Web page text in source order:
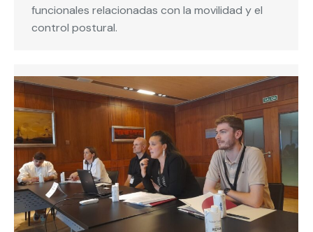
funcionales relacionadas con la movilidad y el
control postural.